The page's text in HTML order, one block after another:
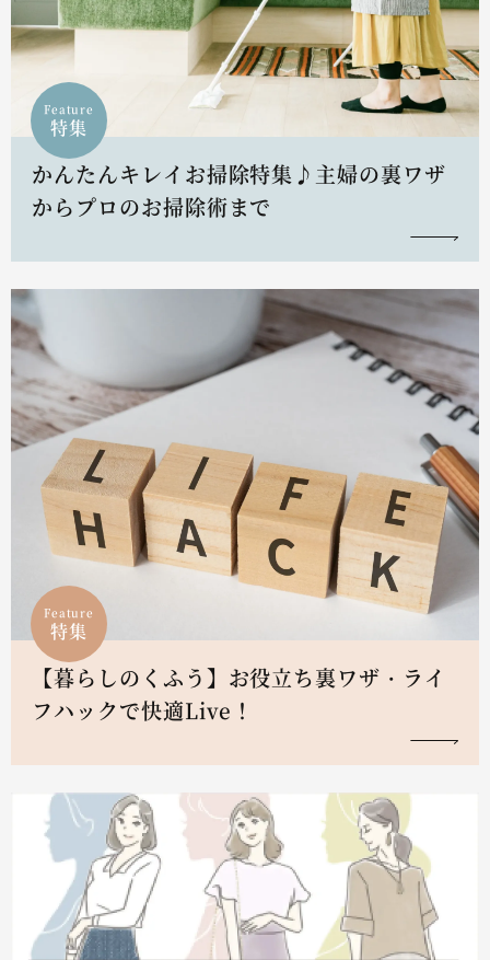
Feature
特集
かんたんキレイお掃除特集♪主婦の裏ワザ
からプロのお掃除術まで
Feature
特集
【暮らしのくふう】お役立ち裏ワザ・ライ
フハックで快適Live！